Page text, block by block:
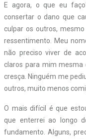
E agora, o que eu
consertar o dano que
culpar os outros,
ressentimento. Meu
não preciso viver de
claros para mim mesma
cresça. Ninguém me
outros, muito menos
O mais difícil é que
que enterrei ao longo
fundamento. Alguns,